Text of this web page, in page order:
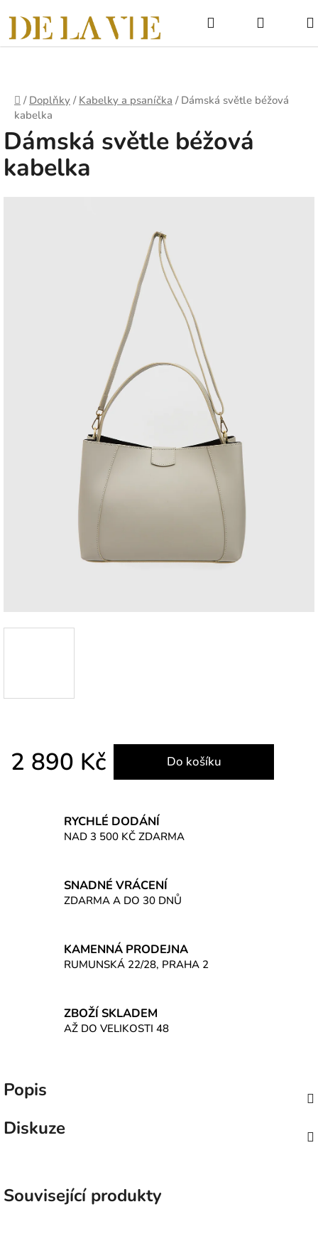
na
obsah
NÁKUPNÍ
KOŠÍK
Domů
/ Doplňky / Kabelky a psaníčka / Dámská světle béžová
kabelka
2 890 Kč Do košíku
Dámská světle béžová
kabelka
RYCHLÉ DODÁNÍ
NAD 3 500 KČ ZDARMA
SNADNÉ VRÁCENÍ
ZDARMA A DO 30 DNŮ
KAMENNÁ PRODEJNA
RUMUNSKÁ 22/28, PRAHA 2
ZBOŽÍ SKLADEM
AŽ DO VELIKOSTI 48
Popis
Diskuze
Související produkty